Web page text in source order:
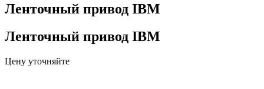
Ленточный привод IBM
Ленточный привод IBM
Цену уточняйте